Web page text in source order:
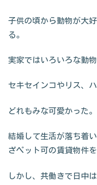
子供の頃から動物が大
る。
実家ではいろいろな動
セキセインコやリス、
どれもみな可愛かった。
結婚して生活が落ち着
ざペット可の賃貸物件
しかし、共働きで日中